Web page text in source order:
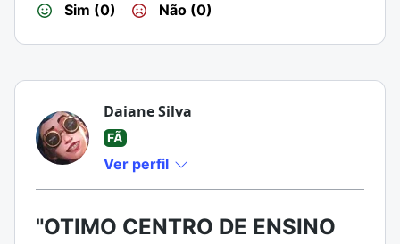
Sim (0)
Não (0)
Daiane Silva
FÃ
Ver perfil
"OTIMO CENTRO DE ENSINO